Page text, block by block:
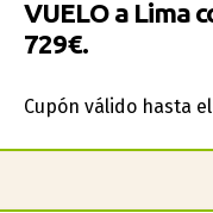
VUELO a Lima
729€.
Cupón válido hasta